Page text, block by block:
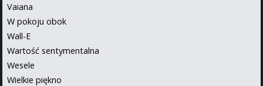
Vaiana
W pokoju obok
Wall-E
Wartość sentymentalna
Wesele
Wielkie piękno